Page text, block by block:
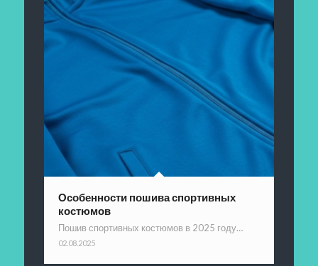
Особенности пошива спортивных
костюмов
Пошив спортивных костюмов в 2025 году…
02.08.2025